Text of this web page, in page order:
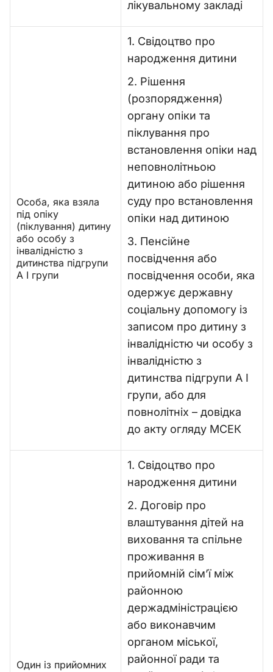
лікувальному закладі
Особа, яка взяла
під опіку
(піклування) дитину
або особу з
інвалідністю з
дитинства підгрупи
А І групи
1. Свідоцтво про
народження дитини
2. Рішення
(розпорядження)
органу опіки та
піклування про
встановлення опіки над
неповнолітньою
дитиною або рішення
суду про встановлення
опіки над дитиною
3. Пенсійне
посвідчення або
посвідчення особи, яка
одержує державну
соціальну допомогу із
записом про дитину з
інвалідністю чи особу з
інвалідністю з
дитинства підгрупи А І
групи, або для
повнолітніх – довідка
до акту огляду МСЕК
Один із прийомних
1. Свідоцтво про
народження дитини
2. Договір про
влаштування дітей на
виховання та спільне
проживання в
прийомній сім’ї між
районною
держадміністрацією
або виконавчим
органом міської,
районної ради та